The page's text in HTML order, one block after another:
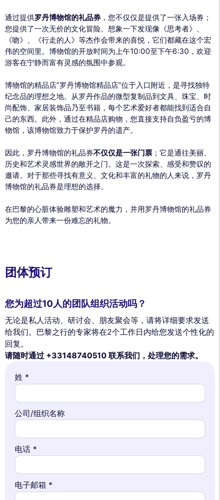
通过提供罗丹博物馆的礼品券 ，您不仅仅是提供了一张入场券；
您提供了一次无价的文化冒险。想象一下发现像《思考者》、
《吻》、《行走的人》等杰作会带来的喜悦，它们都藏在这个宏
伟的空间里。博物馆的开放时间为上午10:00至下午6:30，欢迎
游客在宁静而富有灵感的氛围中参观。
博物馆的精品店“罗丹博物馆精品店”位于入口附近，是寻找独特
纪念品的理想之地。从罗丹作品的微型复制品到文具、珠宝、时
尚配饰、家居装饰品乃至书籍，每个艺术爱好者都能找到适合自
己的东西。此外，通过在精品店购物，您直接支持自负盈亏的博
物馆，该博物馆致力于保护罗丹的遗产。
因此，罗丹博物馆的礼品券不仅仅是一张门票 ；它是通往美丽、
历史和艺术灵感世界的敞开之门。这是一次探索、感受和赞叹的
邀请。对于那些寻找有意义、文化和丰富的礼物的人来说，罗丹
博物馆的礼品券是理想的选择。
在巴黎的心脏体验雕塑和艺术的魔力，并用罗丹博物馆的礼品券
为您的亲人带来一份难忘的礼物。
团体预订
您为超过10人的团队组织活动吗？
无论是私人活动、研讨会、朋友聚会等，请将详细要求发送
给我们。巴黎之行的专家将在2个工作日内给您发送个性化的
回复。
请随时通过 +33148740510 联系我们，处理您的需求。
姓 *
公司/组织名称
电话 *
电子邮箱 *